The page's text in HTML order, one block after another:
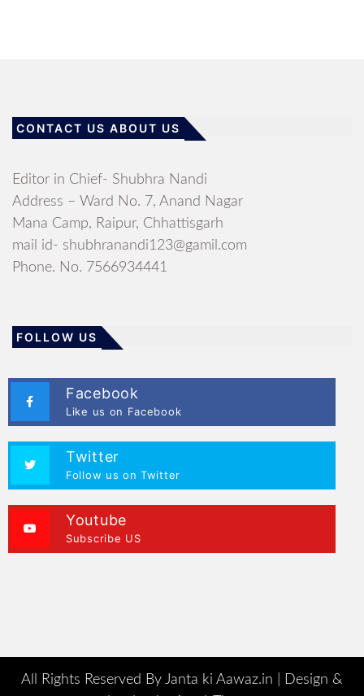
CONTACT US ABOUT US
Editor in Chief- Shubhra Nandi
Address – Ward No. 7, Anand Nagar
Mana Camp, Raipur, Chhattisgarh
mail id- shubhranandi123@gamil.com
Phone. No. 7566934441
FOLLOW US
Facebook
Like us on Facebook
Twitter
Follow us on Twitter
Youtube
Subscribe US
All Rights Reserved By Janta ki Aawaz.in |
Design &